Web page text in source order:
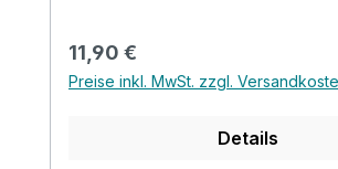
Regulärer Preis:
11,90 €
Preise inkl. MwSt. zzgl.
Details